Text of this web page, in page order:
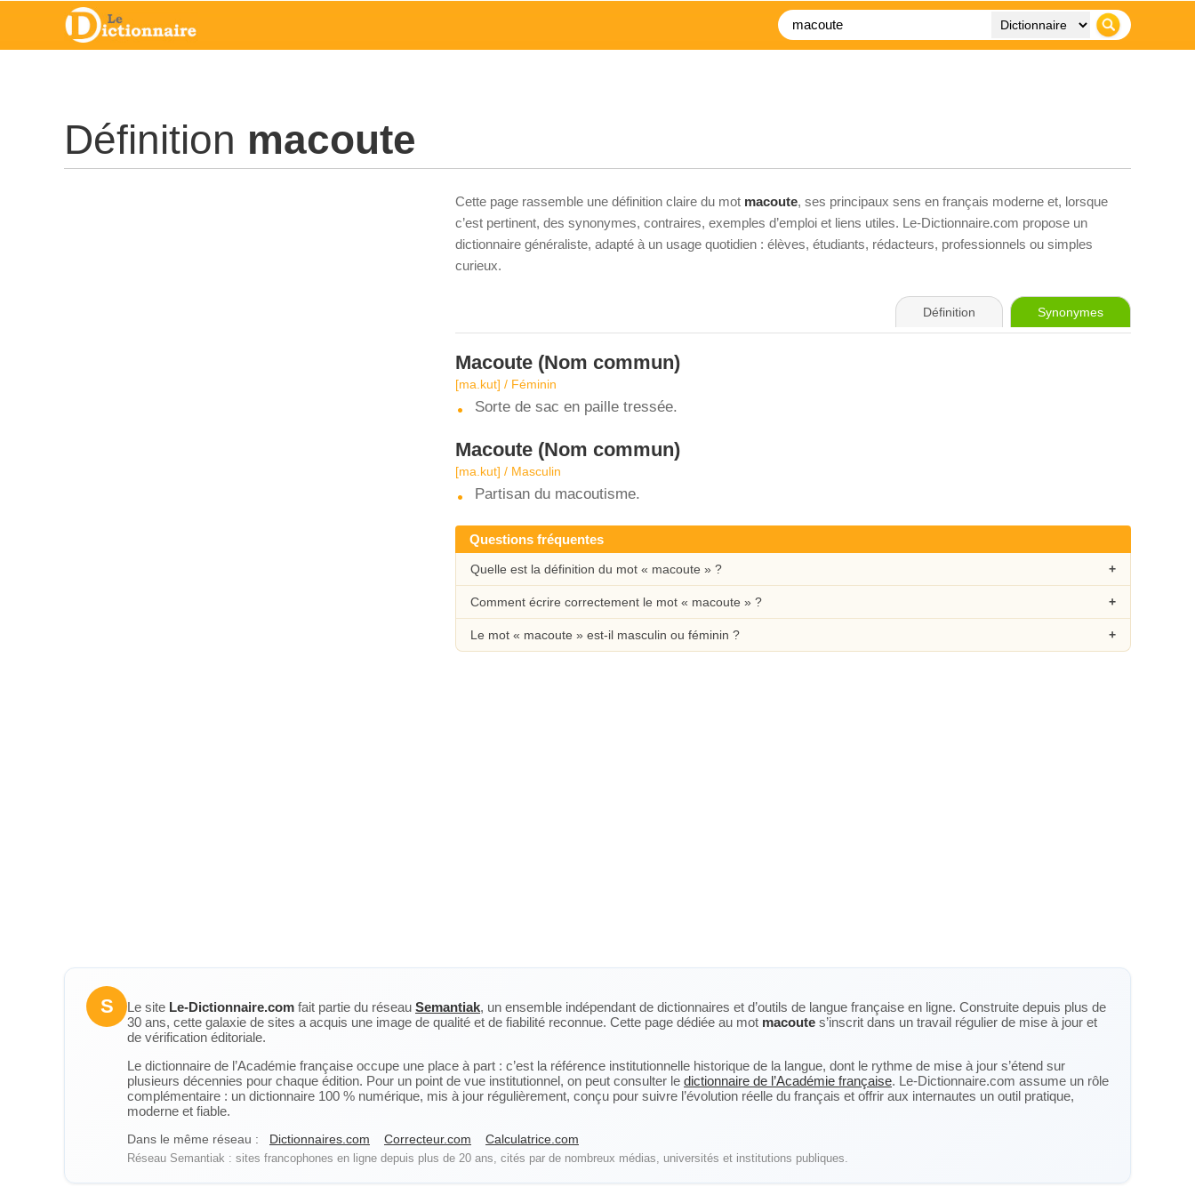
Définition macoute
Cette page rassemble une définition claire du mot macoute, ses principaux sens en français moderne et, lorsque
c’est pertinent, des synonymes, contraires, exemples d’emploi et liens utiles. Le-Dictionnaire.com propose un
dictionnaire généraliste, adapté à un usage quotidien : élèves, étudiants, rédacteurs, professionnels ou simples
curieux.
Définition Synonymes
Macoute (Nom commun)
[ma.kut] / Féminin
Sorte de sac en paille tressée.
Macoute (Nom commun)
[ma.kut] / Masculin
Partisan du macoutisme.
Questions fréquentes
Quelle est la définition du mot « macoute » ?
Comment écrire correctement le mot « macoute » ?
Le mot « macoute » est-il masculin ou féminin ?
S Le site Le-Dictionnaire.com fait partie du réseau Semantiak, un ensemble indépendant de dictionnaires et d’outils de langue française en ligne. Construite depuis plus de
30 ans, cette galaxie de sites a acquis une image de qualité et de fiabilité reconnue. Cette page dédiée au mot macoute s’inscrit dans un travail régulier de mise à jour et
de vérification éditoriale.
Le dictionnaire de l’Académie française occupe une place à part : c’est la référence institutionnelle historique de la langue, dont le rythme de mise à jour s’étend sur
plusieurs décennies pour chaque édition. Pour un point de vue institutionnel, on peut consulter le dictionnaire de l’Académie française. Le-Dictionnaire.com assume un rôle
complémentaire : un dictionnaire 100 % numérique, mis à jour régulièrement, conçu pour suivre l’évolution réelle du français et offrir aux internautes un outil pratique,
moderne et fiable.
Dans le même réseau : Dictionnaires.com Correcteur.com Calculatrice.com
Réseau Semantiak : sites francophones en ligne depuis plus de 20 ans, cités par de nombreux médias, universités et institutions publiques.